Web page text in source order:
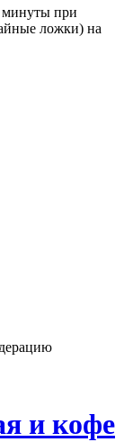
минуты при
ложки) на
и кофе